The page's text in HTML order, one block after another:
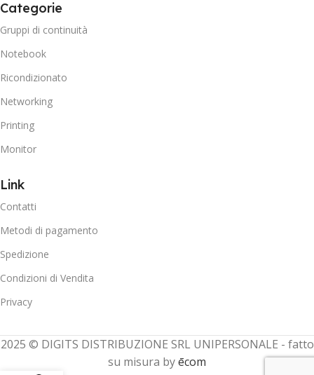
Categorie
Gruppi di continuità
Notebook
Ricondizionato
Networking
Printing
Monitor
Link
Contatti
Metodi di pagamento
Spedizione
Condizioni di Vendita
Privacy
2025 © DIGITS DISTRIBUZIONE SRL UNIPERSONALE - fatto
su misura byēcom